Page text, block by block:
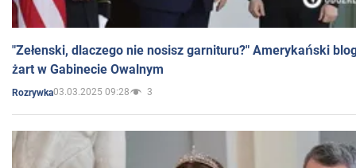
"Zełenski, dlaczego nie nosisz garnituru?" Amerykański
żart w Gabinecie Owalnym
Rozrywka03.03.2025 09:28 3